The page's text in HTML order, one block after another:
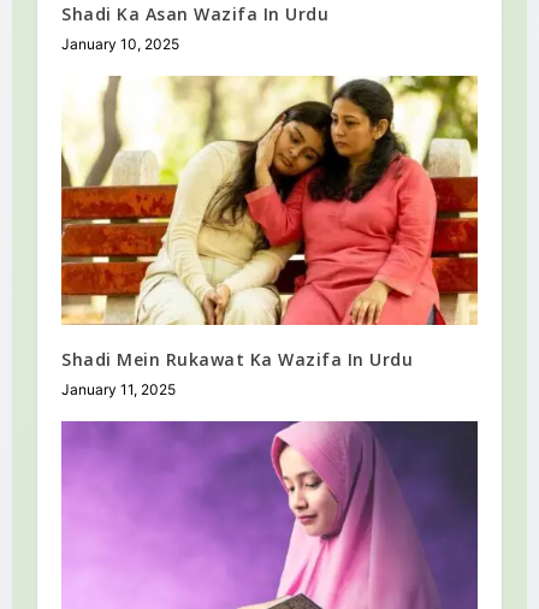
Shadi Ka Asan Wazifa In Urdu
January 10, 2025
Shadi Mein Rukawat Ka Wazifa In Urdu
January 11, 2025